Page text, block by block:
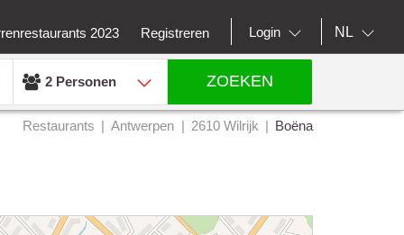
2023 Registreren Login NL
2 Personen ZOEKEN
Restaurants Antwerpen 2610 Wilrijk Boëna